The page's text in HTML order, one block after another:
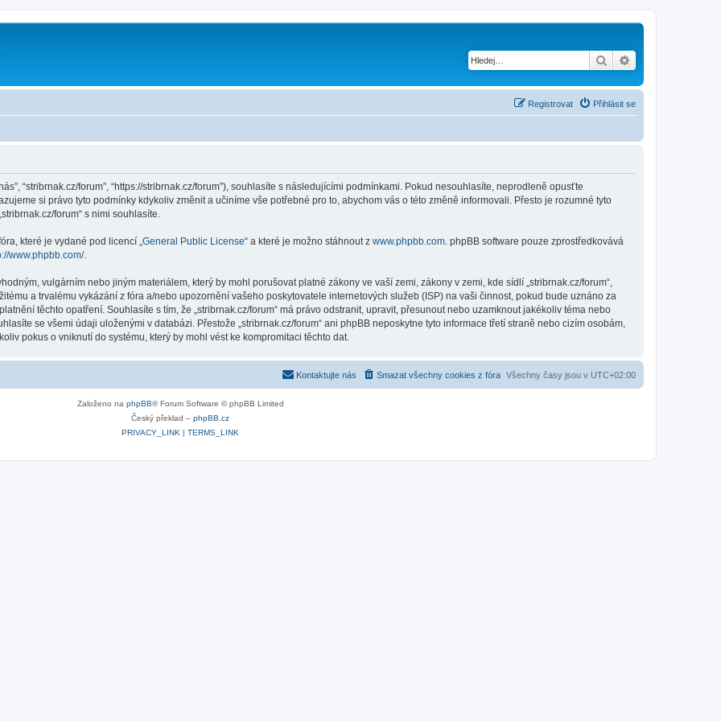
Hledat
Přihlásit se
Registrovat
“stribrnak.cz/forum”, “https://stribrnak.cz/forum”), souhlasíte s následujícími podmínkami. Pokud nesouhlasíte, neprodleně opusťte
si právo tyto podmínky kdykoliv změnit a učiníme vše potřebné pro to, abychom vás o této změně informovali. Přesto je rozumné tyto
forum“ s nimi souhlasíte.
které je vydané pod licencí „ General Public License“ a které je možno stáhnout z www.phpbb.com . phpBB software pouze zprostředkovává
www.phpbb.com/.
vulgárním nebo jiným materiálem, který by mohl porušovat platné zákony ve vaší zemi, zákony v zemi, kde sídlí „stribrnak.cz/forum“,
a trvalému vykázání z fóra a/nebo upozornění vašeho poskytovatele internetových služeb (ISP) na vaši činnost, pokud bude uznáno za
těchto opatření. Souhlasíte s tím, že „stribrnak.cz/forum“ má právo odstranit, upravit, přesunout nebo uzamknout jakékoliv téma nebo
se všemi údaji uloženými v databázi. Přestože „stribrnak.cz/forum“ ani phpBB neposkytne tyto informace třetí straně nebo cizím osobám,
pokus o vniknutí do systému, který by mohl vést ke kompromitaci těchto dat.
Všechny časy jsou v UTC+02:00
Smazat všechny cookies z fóra
Kontaktujte nás
Založeno na phpBB® Forum Software © phpBB Limited
Český překlad – phpBB.cz
PRIVACY_LINK | TERMS_LINK